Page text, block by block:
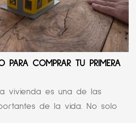
PARA COMPRAR TU PRIMERA
vivienda es una de las
de la vida. No solo